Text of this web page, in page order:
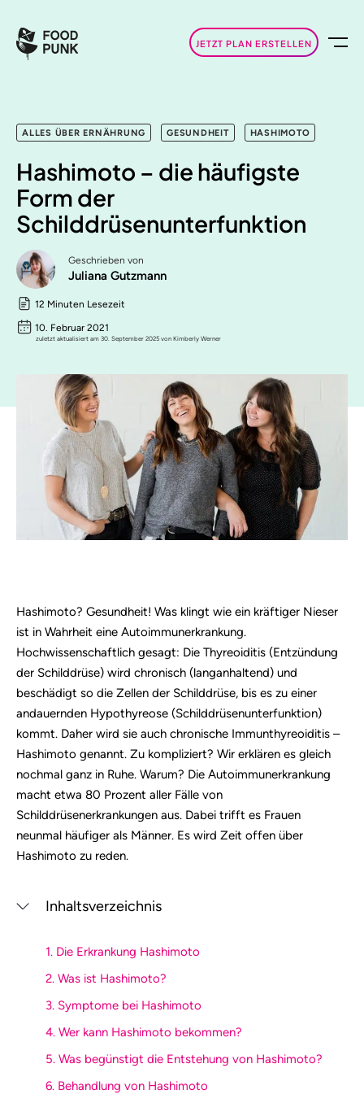
JETZT PLAN ERSTELLEN
ALLES ÜBER ERNÄHRUNG GESUNDHEIT HASHIMOTO
Hashimoto – die häufigste
Form der
Schilddrüsenunterfunktion
Geschrieben von
Juliana Gutzmann
12 Minuten Lesezeit
10. Februar 2021
zuletzt aktualisiert am 30. September 2025 von Kimberly Werner
Hashimoto? Gesundheit! Was klingt wie ein kräftiger Nieser
ist in Wahrheit eine Autoimmunerkrankung.
Hochwissenschaftlich gesagt: Die Thyreoiditis (Entzündung
der Schilddrüse) wird chronisch (langanhaltend) und
beschädigt so die Zellen der Schilddrüse, bis es zu einer
andauernden Hypothyreose (Schilddrüsenunterfunktion)
kommt. Daher wird sie auch chronische Immunthyreoiditis –
Hashimoto genannt. Zu kompliziert? Wir erklären es gleich
nochmal ganz in Ruhe. Warum? Die Autoimmunerkrankung
macht etwa 80 Prozent aller Fälle von
Schilddrüsenerkrankungen aus. Dabei trifft es Frauen
neunmal häufiger als Männer. Es wird Zeit offen über
Hashimoto zu reden.
Inhaltsverzeichnis
1. Die Erkrankung Hashimoto
2. Was ist Hashimoto?
3. Symptome bei Hashimoto
4. Wer kann Hashimoto bekommen?
5. Was begünstigt die Entstehung von Hashimoto?
6. Behandlung von Hashimoto